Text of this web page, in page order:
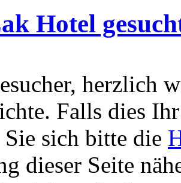
Hotel
herzlich
Falls dies
Sie sich bitte die
dieser Seite